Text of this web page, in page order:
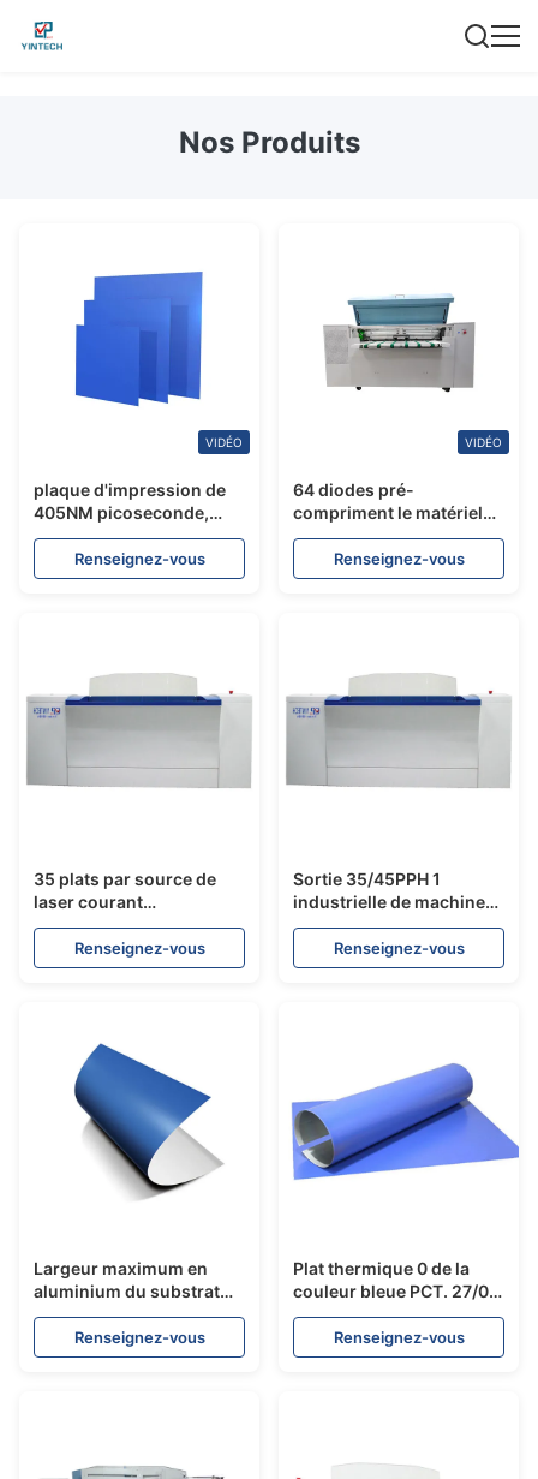
Nos Produits
VIDÉO
plaque d'impression de
405NM picoseconde,
plaques d'impression en
aluminium reproduction
de point de 1 - de 99%
Renseignez-vous
VIDÉO
64 diodes pré-
compriment le matériel
d'impression, machine
conventionnelle
commerciale de PCT
Renseignez-vous
35 plats par source de
laser courant
ascendant/830NM de
machine de fabrication
de plat de l'heure PCT
Renseignez-vous
Sortie 35/45PPH 1
industrielle de machine
d'impression de PCT -
interface de tiff de peu
Renseignez-vous
Largeur maximum en
aluminium du substrat
1320MM de plats violets
de PCT diplôméee par
OIN
Renseignez-vous
Plat thermique 0 de la
couleur bleue PCT. 27/0.
épaisseur de 15MM pour
la machine de PCT
Renseignez-vous